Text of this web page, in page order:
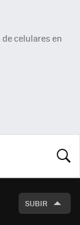
celulares en
SUBIR